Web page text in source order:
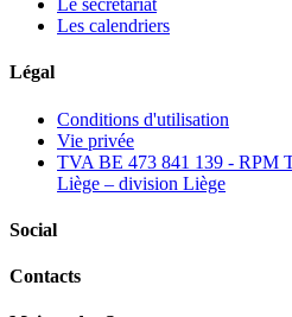
Le secrétariat
Les calendriers
Légal
Conditions d'utilisation
Vie privée
TVA BE 473 841 139 - RPM
Liège – division Liège
Social
Contacts